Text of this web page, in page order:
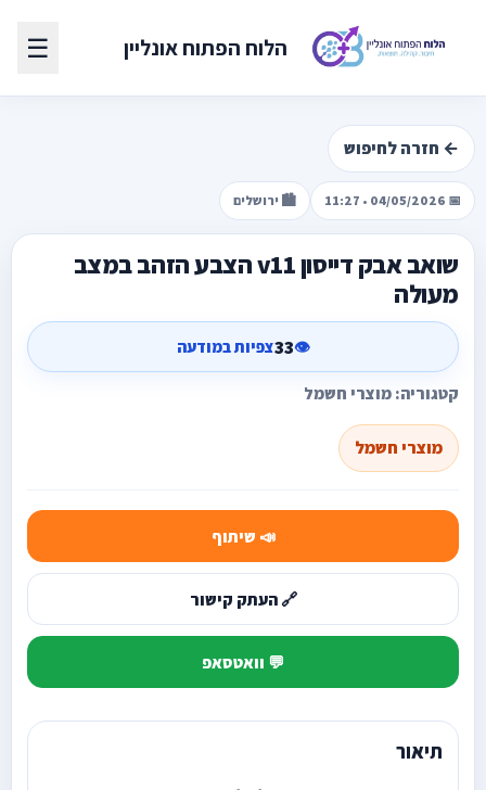
הלוח הפתוח אונליין ☰
← חזרה לחיפוש
📅 04/05/2026 • 11:27 🏙️ ירושלים
שואב אבק דייסון v11 הצבע הזהב במצב
מעולה
👁️
33צפיות במודעה
קטגוריה: מוצרי חשמל
מוצרי חשמל
📣 שיתוף
🔗 העתק קישור
💬 וואטסאפ
תיאור